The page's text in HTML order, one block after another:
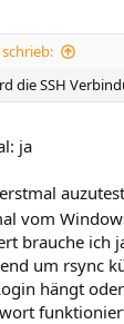
die SSH
ja
vom
brauche ich
um rsync
hängt